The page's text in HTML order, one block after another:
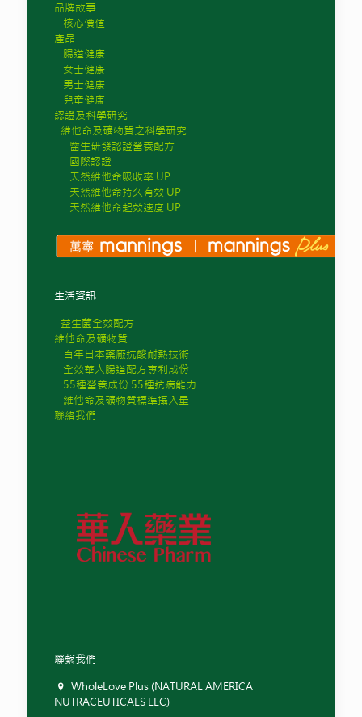
品牌故事
核心價值
產品
腸道健康
女士健康
男士健康
兒童健康
認證及科學研究
維他命及礦物質之科學研究
醫生研發認證營養配方
國際認證
天然維他命吸收率 UP
天然維他命持久有效 UP
天然維他命起效速度 UP
生活資訊
益生菌全效配方
維他命及礦物質
百年日本藥廠抗酸耐熱技術
全效華人腸道配方專利成份
55種營養成份 55種抗病能力
維他命及礦物質標準攝入量
聯絡我們
聯繫我們
WholeLove Plus (NATURAL AMERICA
NUTRACEUTICALS LLC)